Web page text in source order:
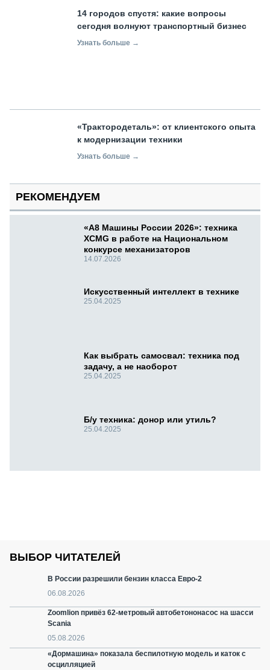
14 городов спустя: какие вопросы
сегодня волнуют транспортный бизнес
Узнать больше →
«Трактородеталь»: от клиентского опыта
к модернизации техники
Узнать больше →
РЕКОМЕНДУЕМ
«А8 Машины России 2026»: техника
XCMG в работе на Национальном
конкурсе механизаторов
14.07.2026
Искусственный интеллект в технике
25.04.2025
Как выбрать самосвал: техника под
задачу, а не наоборот
25.04.2025
Б/у техника: донор или утиль?
25.04.2025
ВЫБОР ЧИТАТЕЛЕЙ
В России разрешили бензин класса Евро-2
06.08.2026
Zoomlion привёз 62-метровый автобетононасос на шасси
Scania
05.08.2026
«Дормашина» показала беспилотную модель и каток с
осцилляцией